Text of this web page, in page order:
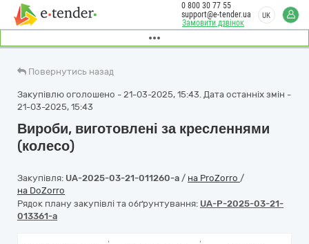
Замовити дзвінок
0 800 30 77 55
support@e-tender.ua
UK
Повернутись назад
Закупівлю оголошено - 21-03-2025, 15:43. Дата останніх змін -
21-03-2025, 15:43
Вироби, виготовлені за кресленнями
(колесо)
Закупівля: UA-2025-03-21-011260-a / на ProZorro /
на DoZorro
Рядок плану закупівлі та обґрунтування: UA-P-2025-03-21-
013361-a